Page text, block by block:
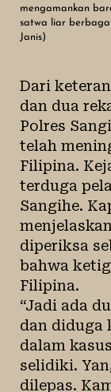
mengamankan
satwa liar
Janis)
Dari
dan dua
Polres
telah
Filipina.
terduga
Sangihe.
diperiksa
bahwa
Filipina.
“Jadi ada
dan diduga
dalam
selidiki.
dilepas.